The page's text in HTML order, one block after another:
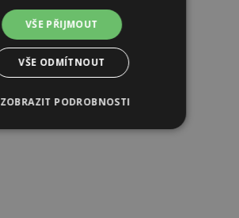
VŠE PŘIJMOUT
VŠE ODMÍTNOUT
ZOBRAZIT PODROBNOSTI